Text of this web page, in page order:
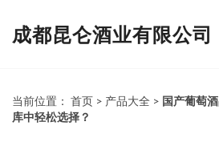
成都昆仑酒业有限公司
当前位置： 首页 > 产品大全 > 国产葡萄
库中轻松选择？